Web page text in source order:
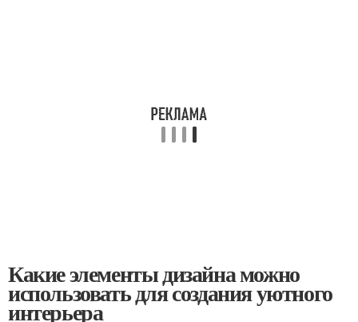
Какие элементы дизайна можно
использовать для создания уютного
интерьера